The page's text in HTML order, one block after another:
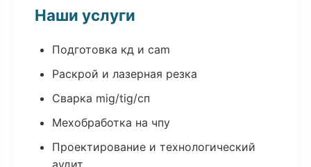
Наши услуги
Подготовка кд и cam
Раскрой и лазерная резка
Сварка mig/tig/сп
Мехобработка на чпу
Проектирование и технологический
аудит